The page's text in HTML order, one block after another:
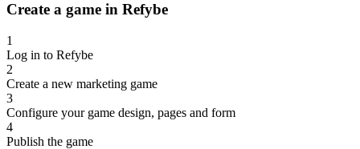
Create a game in Refybe
1
Log in to Refybe
2
Create a new marketing game
3
Configure your game design, pages and form
4
Publish the game